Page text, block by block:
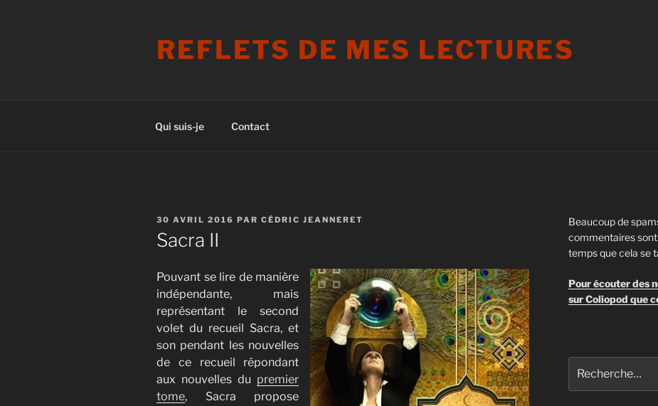
REFLETS DE MES LECTURES
Qui suis-je Contact
PUBLIÉ
LE
30 AVRIL 2016 PAR CÉDRIC JEANNERET
Sacra II
Pouvant se lire de manière
indépendante, mais
représentant le second
volet du recueil Sacra, et
son pendant les nouvelles
de ce recueil répondant
aux nouvelles du premier
tome, Sacra propose
Beaucoup de
commentaires
temps que cela se
Pour écouter des
sur Coliopod que
pour
: